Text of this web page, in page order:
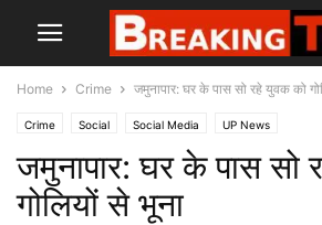
Home Crime जमुनापार: घर के पास सो रहे युवक को
Crime Social Social Media UP News
जमुनापार: घर के पास सो
गोलियों से भूना